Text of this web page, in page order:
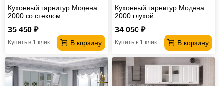
Кухонный гарнитур Модена
2000 со стеклом
35 450 ₽
В корзину
Купить в 1 клик
Кухонный гарнитур Модена
2000 глухой
34 050 ₽
В корзину
Купить в 1 клик